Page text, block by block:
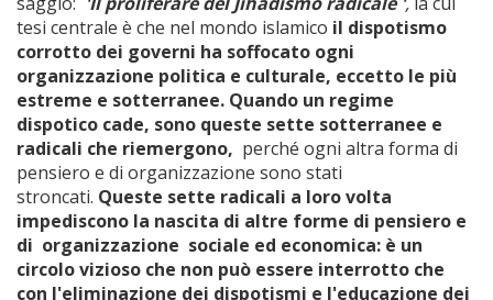
tesi centrale è che nel mondo islamico il dispotismo
corrotto dei governi ha soffocato ogni
organizzazione politica e culturale, eccetto le più
estreme e sotterranee. Quando un regime
dispotico cade, sono queste sette sotterranee e
radicali che riemergono, perché ogni altra forma di
pensiero e di organizzazione sono stati
stroncati. Queste sette radicali a loro volta
impediscono la nascita di altre forme di pensiero e
di organizzazione sociale ed economica: è un
circolo vizioso che non può essere interrotto che
con l'eliminazione dei dispotismi e l'educazione dei